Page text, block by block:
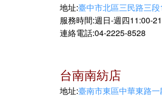
地址:臺中市北區三民路三
服務時間:週日-週四11:00-
連絡電話:04-2225-8528
台南南紡店
地址:臺南市東區中華東路